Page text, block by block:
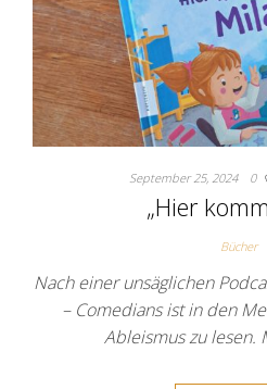
September 25, 2024 0
„Hier
Bücher
Nach einer unsäglichen
– Comedians ist in den
Ableismus zu lesen.